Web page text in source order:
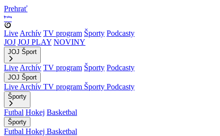
Prehrať
Live Archív TV program Športy Podcasty
JOJ JOJ PLAY NOVINY
JOJ Šport
Live Archív TV program Športy Podcasty
JOJ Šport
Live Archív TV program Športy Podcasty
Športy
Futbal Hokej Basketbal
Športy
Futbal Hokej Basketbal